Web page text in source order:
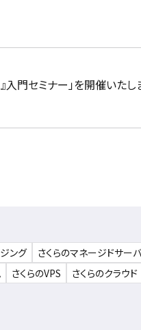
入門セミナー」を開催いたし
ング さくらのマネージドサーバ
さくらのVPS さくらのクラウド